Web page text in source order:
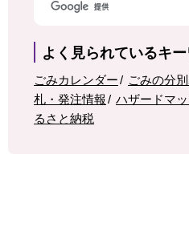
よく見られているキ
ごみカレンダー ごみの分
札・発注情報
ハザードマ
るさと納税